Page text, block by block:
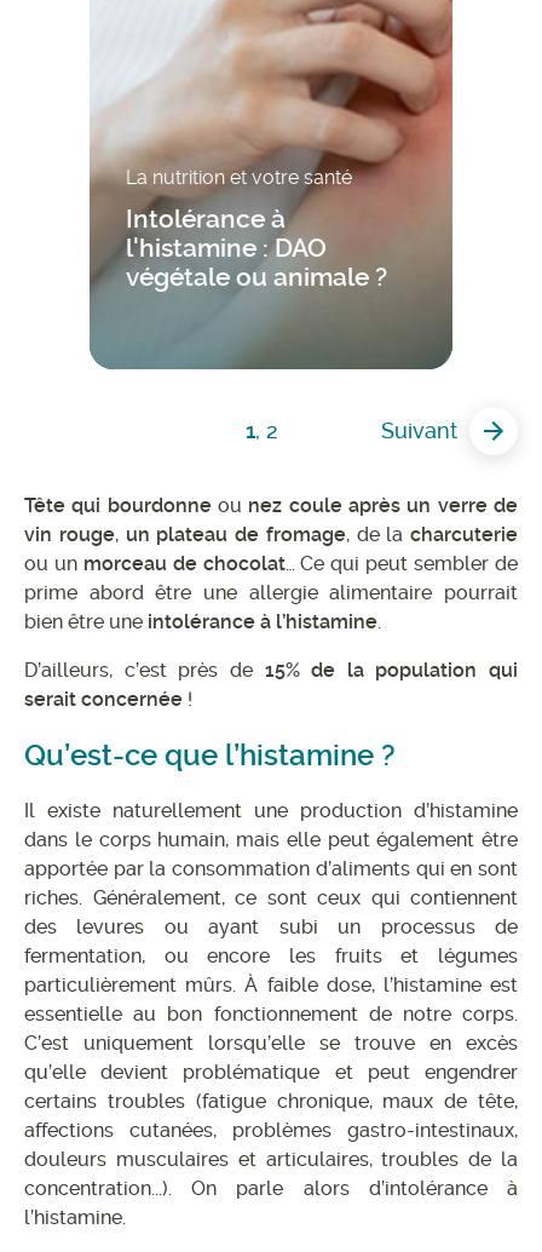
La nutrition et votre santé
Intolérance à
l'histamine : DAO
végétale ou animale ?
1, 2 Suivant
Tête qui bourdonneou nez coule après un verre de
vin rouge, un plateau de fromage, de la charcuterie
ou un morceau de chocolat… Ce qui peut sembler de
prime abord être une allergie alimentaire pourrait
bien être une intolérance à l’histamine.
D’ailleurs, c’est près de 15% de la population qui
serait concernée !
Qu’est-ce que l’histamine ?
Il existe naturellement une production d’histamine
dans le corps humain, mais elle peut également être
apportée par la consommation d’aliments qui en sont
riches. Généralement, ce sont ceux qui contiennent
des levures ou ayant subi un processus de
fermentation, ou encore les fruits et légumes
particulièrement mûrs. À faible dose, l’histamine est
essentielle au bon fonctionnement de notre corps.
C’est uniquement lorsqu’elle se trouve en excès
qu’elle devient problématique et peut engendrer
certains troubles (fatigue chronique, maux de tête,
affections cutanées, problèmes gastro-intestinaux,
douleurs musculaires et articulaires, troubles de la
concentration...). On parle alors d’intolérance à
l’histamine.